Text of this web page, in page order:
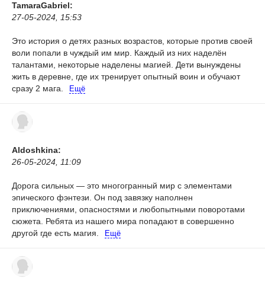
TamaraGabriel:
27-05-2024, 15:53
Это история о детях разных возрастов, которые против своей
воли попали в чуждый им мир. Каждый из них наделён
талантами, некоторые наделены магией. Дети вынуждены
жить в деревне, где их тренирует опытный воин и обучают
сразу 2 мага.
Ещё
Aldoshkina:
26-05-2024, 11:09
Дорога сильных — это многогранный мир с элементами
эпического фэнтези. Он под завязку наполнен
приключениями, опасностями и любопытными поворотами
сюжета.
Ребята из нашего мира попадают в совершенно
другой где есть магия.
Ещё